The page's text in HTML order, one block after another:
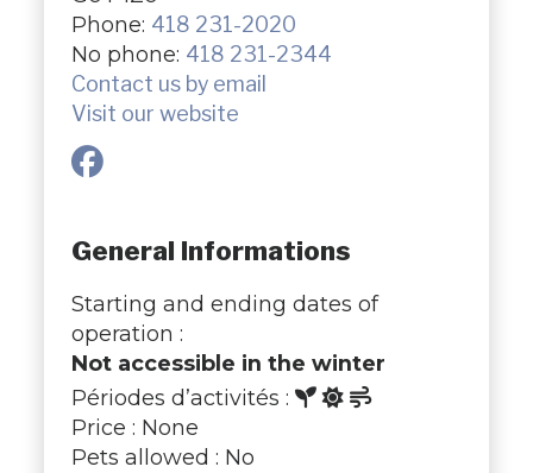
Phone: 418 231-2020
No phone: 418 231-2344
Contact us by email
Visit our website
General Informations
Starting and ending dates of
operation :
Not accessible in the winter
Périodes d’activités :
Price : None
Pets allowed : No